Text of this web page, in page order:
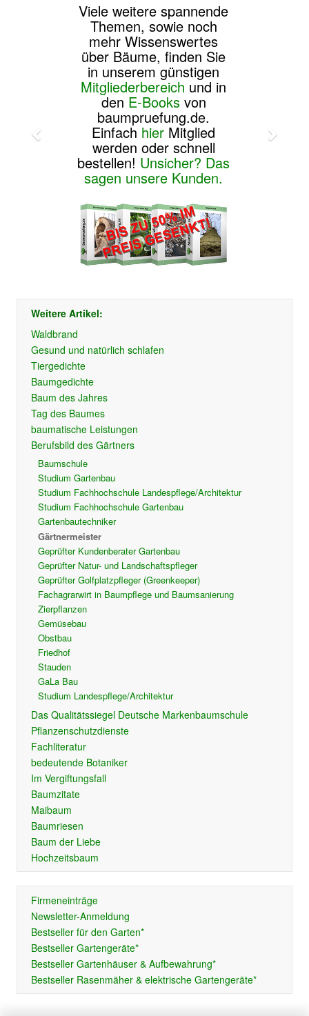
Viele weitere spannende
Themen, sowie noch
mehr Wissenswertes
über Bäume, finden Sie
in unserem günstigen
Mitgliederbereich und in
den E-Booksvon
baumpruefung.de.
Einfach hier Mitglied
werden oder schnell
bestellen! Unsicher? Das
sagen unsere Kunden.
Weitere Artikel:
Waldbrand
Gesund und natürlich schlafen
Tiergedichte
Baumgedichte
Baum des Jahres
Tag des Baumes
baumatische Leistungen
Berufsbild des Gärtners
Baumschule
Studium Gartenbau
Studium Fachhochschule Landespflege/Architektur
Studium Fachhochschule Gartenbau
Gartenbautechniker
Gärtnermeister
Geprüfter Kundenberater Gartenbau
Geprüfter Natur- und Landschaftspfleger
Geprüfter Golfplatzpfleger (Greenkeeper)
Fachagrarwirt in Baumpflege und Baumsanierung
Zierpflanzen
Gemüsebau
Obstbau
Friedhof
Stauden
GaLa Bau
Studium Landespflege/Architektur
Das Qualitätssiegel Deutsche Markenbaumschule
Pflanzenschutzdienste
Fachliteratur
bedeutende Botaniker
Im Vergiftungsfall
Baumzitate
Maibaum
Baumriesen
Baum der Liebe
Hochzeitsbaum
Firmeneinträge
Newsletter-Anmeldung
Bestseller für den Garten*
Bestseller Gartengeräte*
Bestseller Gartenhäuser & Aufbewahrung*
Bestseller Rasenmäher & elektrische Gartengeräte*